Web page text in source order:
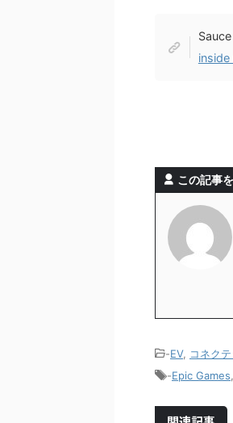
Sauce
この記事
-EV, コネク
-Epic Games,